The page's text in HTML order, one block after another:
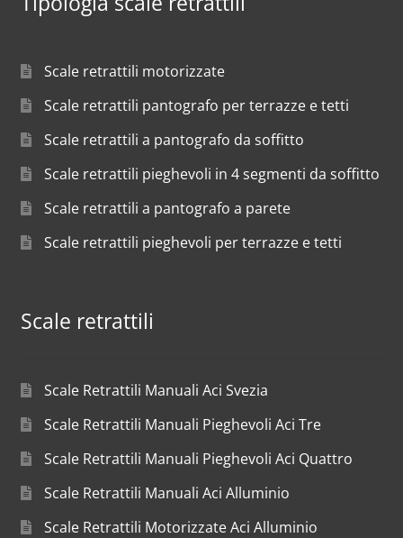
Scale retrattili motorizzate
Scale retrattili pantografo per terrazze e tetti
Scale retrattili a pantografo da soffitto
Scale retrattili pieghevoli in 4 segmenti da soffitto
Scale retrattili a pantografo a parete
Scale retrattili pieghevoli per terrazze e tetti
Scale retrattili
Scale Retrattili Manuali Aci Svezia
Scale Retrattili Manuali Pieghevoli Aci Tre
Scale Retrattili Manuali Pieghevoli Aci Quattro
Scale Retrattili Manuali Aci Alluminio
Scale Retrattili Motorizzate Aci Alluminio